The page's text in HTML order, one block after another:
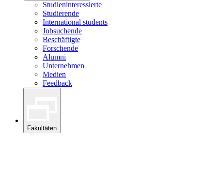
Studieninteressierte
Studierende
International students
Jobsuchende
Beschäftigte
Forschende
Alumni
Unternehmen
Medien
Feedback
Fakultäten